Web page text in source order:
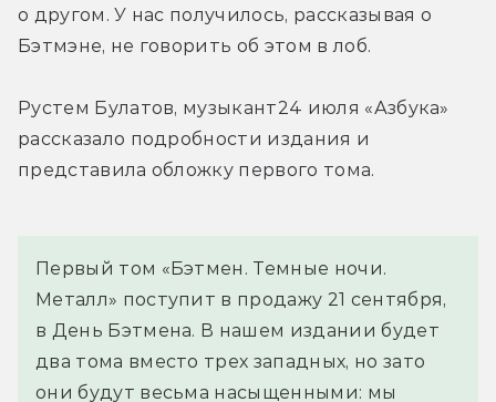
о другом. У нас получилось, рассказывая о
Бэтмэне, не говорить об этом в лоб.
Рустем Булатов, музыкант24 июля «Азбука»
рассказало подробности издания и
представила обложку первого тома.
Первый том «Бэтмен. Темные ночи.
Металл» поступит в продажу 21 сентября,
в День Бэтмена. В нашем издании будет
два тома вместо трех западных, но зато
они будут весьма насыщенными: мы